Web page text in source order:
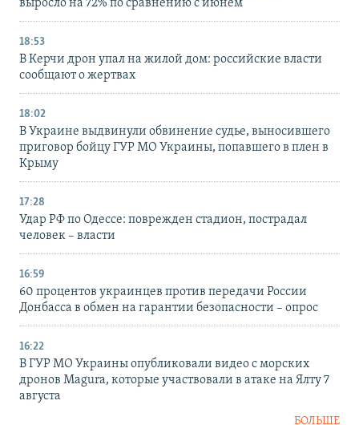
выросло на 72% по сравнению с июнем
18:53
В Керчи дрон упал на жилой дом: российские власти
сообщают о жертвах
18:02
В Украине выдвинули обвинение судье, выносившего
приговор бойцу ГУР МО Украины, попавшего в плен в
Крыму
17:28
Удар РФ по Одессе: поврежден стадион, пострадал
человек – власти
16:59
60 процентов украинцев против передачи России
Донбасса в обмен на гарантии безопасности – опрос
16:22
В ГУР МО Украины опубликовали видео с морских
дронов Magura, которые участвовали в атаке на Ялту 7
августа
БОЛЬШЕ